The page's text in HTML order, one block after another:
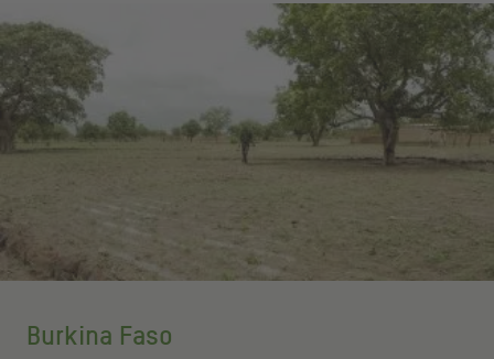
Burkina Faso